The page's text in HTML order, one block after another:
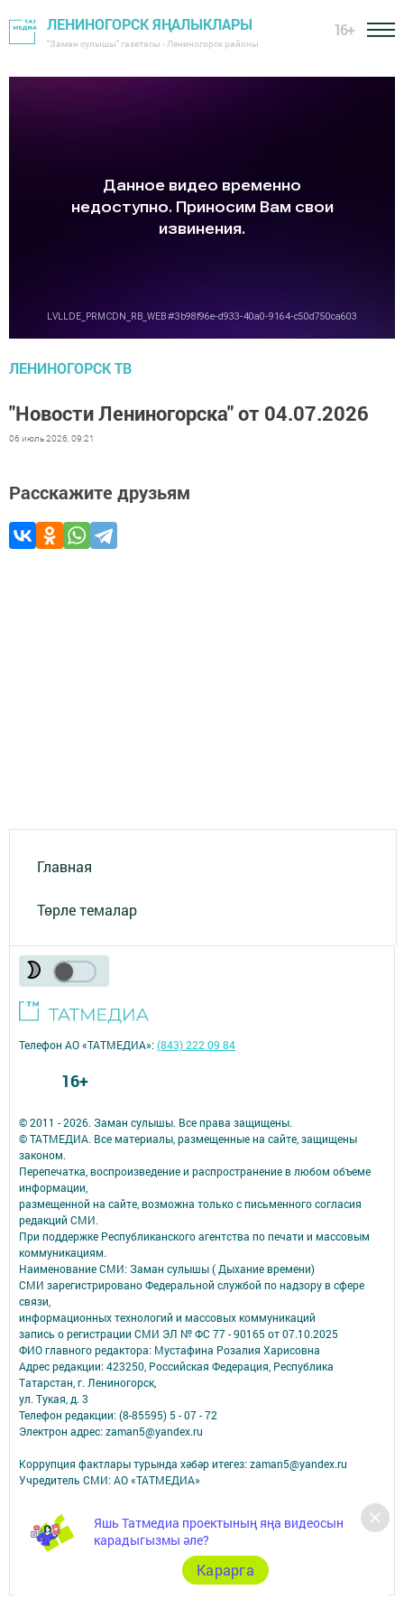
ЛЕНИНОГОРСК ЯҢАЛЫКЛАРЫ
"Заман сулышы" газетасы - Лениногорск районы
16+
ЛЕНИНОГОРСК ТВ
"Новости Лениногорска" от 04.07.2026
06 июль 2026, 09:21
Расскажите друзьям
Главная
Төрле темалар
Яшь Татмедиа проектының яңа видеосын
карадыгызмы әле?
Карарга
© 2011 - 2026. Заман сулышы. Все права защищены.
© ТАТМЕДИА. Все материалы, размещенные на сайте, защищены
законом.
Перепечатка, воспроизведение и распространение в любом объеме
информации,
размещенной на сайте, возможна только с письменного согласия
редакций СМИ.
При поддержке Республиканского агентства по печати и массовым
коммуникациям.
Наименование СМИ: Заман сулышы ( Дыхание времени)
СМИ зарегистрировано Федеральной службой по надзору в сфере
связи,
информационных технологий и массовых коммуникаций
запись о регистрации СМИ ЭЛ № ФС 77 - 90165 от 07.10.2025
ФИО главного редактора: Мустафина Розалия Харисовна
Адрес редакции: 423250, Российская Федерация, Республика
Татарстан, г. Лениногорск,
ул. Тукая, д. 3
Телефон редакции: (8-85595) 5 - 07 - 72
Электрон адрес: zaman5@yandex.ru
Коррупция фактлары турында хәбәр итегез: zaman5@yandex.ru
Учредитель СМИ: АО «ТАТМЕДИА»
Антикоррупционная политика
АО «ТАТМЕДИА» использует «cookie»для персонализации сервисов и
удобства пользователей сайтом.
Использование «cookie» можно отменить в настройках браузера.
Политика конфиденциальности
Телефон АО «ТАТМЕДИА»:(843) 222 09 84
16+